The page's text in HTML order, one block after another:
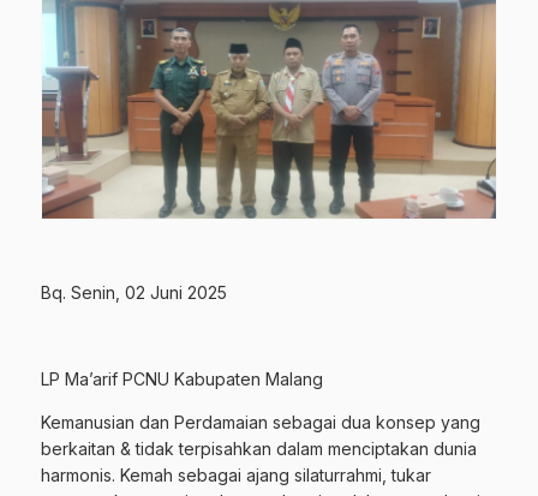
Bq. Senin, 02 Juni 2025
LP Ma’arif PCNU Kabupaten Malang
Kemanusian dan Perdamaian sebagai dua konsep yang
berkaitan & tidak terpisahkan dalam menciptakan dunia
harmonis. Kemah sebagai ajang silaturrahmi, tukar